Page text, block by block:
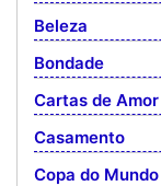
Beleza
Bondade
Cartas de Amor
Casamento
Copa do Mundo